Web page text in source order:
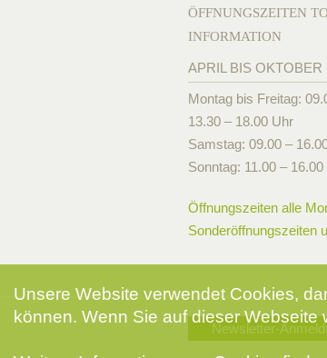
ÖFFNUNGSZEITEN
INFORMATION
APRIL BIS OKTOBER
Montag bis Freitag:
13.30 – 18.00 Uhr
Samstag: 09.00 –
Sonntag: 11.00 –
Öffnungszeiten alle
Sonderöffnungszeiten
Newsletter-
Unsere Website verwendet Cookies,
können. Wenn Sie auf dieser